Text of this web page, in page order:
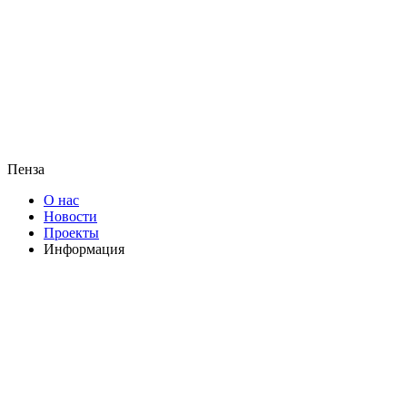
Пенза
О нас
Новости
Проекты
Информация